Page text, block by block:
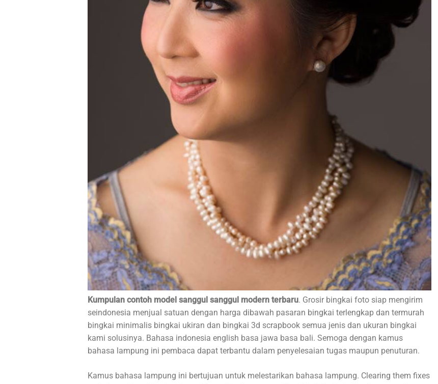
Kumpulan contoh model sanggul sanggul modern terbaru. Grosir bingkai foto siap mengirim
seindonesia menjual satuan dengan harga dibawah pasaran bingkai terlengkap dan termurah
bingkai minimalis bingkai ukiran dan bingkai 3d scrapbook semua jenis dan ukuran bingkai
kami solusinya. Bahasa indonesia english basa jawa basa bali. Semoga dengan kamus
bahasa lampung ini pembaca dapat terbantu dalam penyelesaian tugas maupun penuturan.
Kamus bahasa lampung ini bertujuan untuk melestarikan bahasa lampung. Clearing them fixes